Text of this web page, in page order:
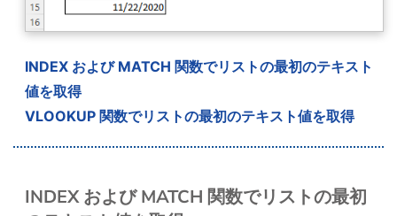
INDEX および MATCH 関数でリストの最初のテキスト
値を取得
VLOOKUP 関数でリストの最初のテキスト値を取得
INDEX および MATCH 関数でリストの最初